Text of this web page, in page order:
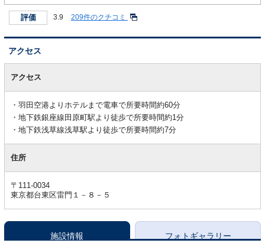
評価 3.9 209件のクチコミ
アクセス
アクセス
羽田空港よりホテルまで電車で所要時間約60分
地下鉄銀座線田原町駅より徒歩で所要時間約1分
地下鉄浅草線浅草駅より徒歩で所要時間約7分
住所
〒111-0034
東京都台東区雷門１－８－５
施設情報
フォトギャラリー